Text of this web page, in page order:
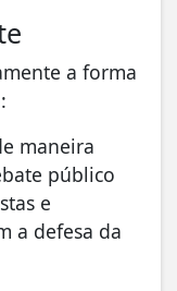
a forma
maneira
público
e
a defesa da